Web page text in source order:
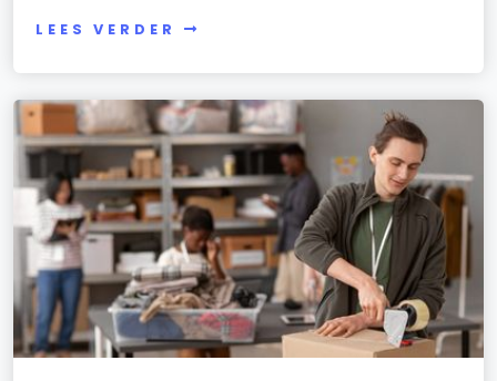
LEES VERDER